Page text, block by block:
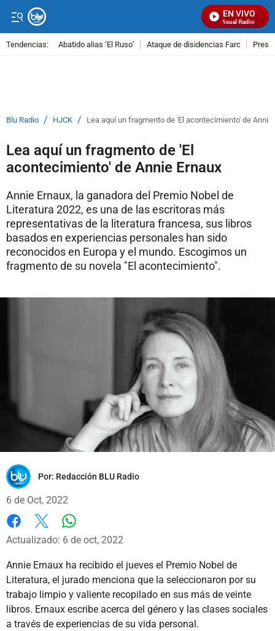
EN VIVO
Señal Visual Radio
Tendencias: Abatido alias ‘El Ruso’ Ataque de disidencias Farc
Blu Radio / HJCK / Lea aquí un fragmento de 'El acontecimiento' de Annie
Lea aquí un fragmento de 'El
acontecimiento' de Annie Ernaux
Annie Ernaux, la ganadora del Premio Nobel de
Literatura 2022, es una de las escritoras más
representativas de la literatura francesa, sus libros
basados en experiencias personales han sido
reconocidos en Europa y el mundo. Escogimos un
fragmento de su novela "El acontecimiento".
Por: Redacción BLU Radio
6 de Oct, 2022
Facebook
X
Actualizado: 6 de oct, 2022
Annie Ernaux ha recibido el jueves el Premio Nobel de
Literatura, el jurado menciona que la seleccionaron por su
trabajo limpio y valiente recopilado en sus más de veinte
libros. Ernaux escribe acerca del género y las clases sociales
a través de experiencias de su vida personal.